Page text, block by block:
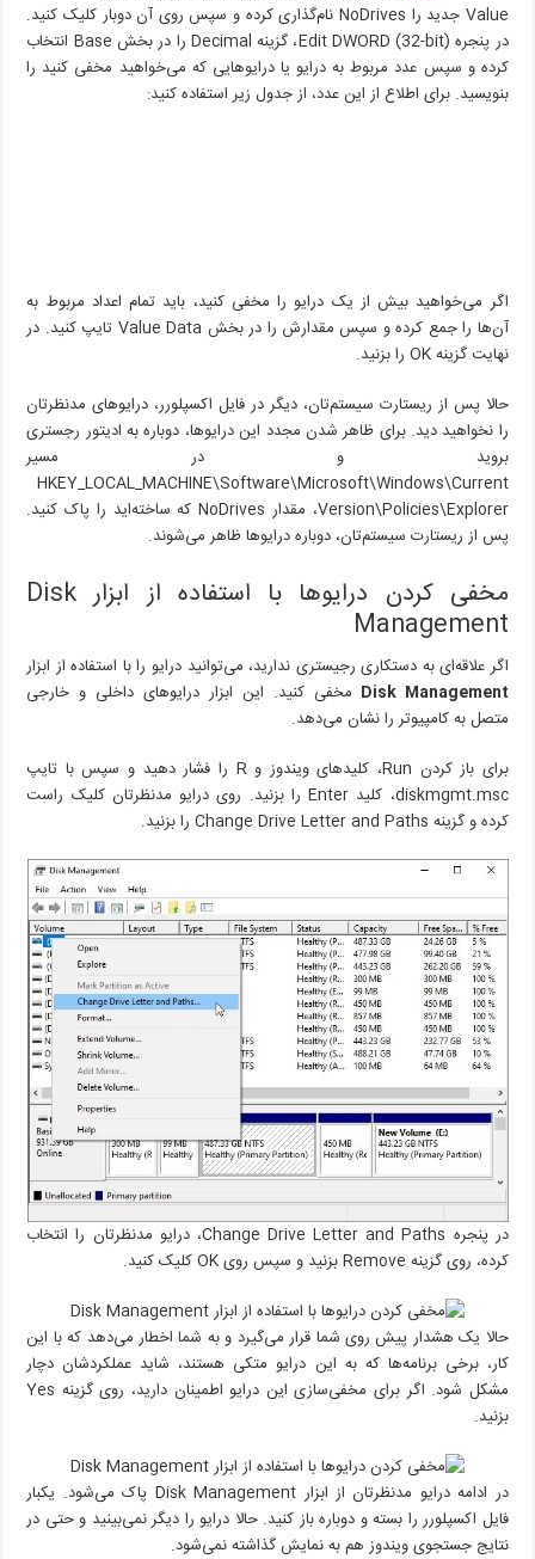
Value جدید را NoDrives نام‌گذاری کرده و سپس روی آن دوبار کلیک کنید.
در پنجره (Edit DWORD (32-bit، گزینه Decimal را در بخش Base انتخاب
کرده و سپس عدد مربوط به درایو یا درایوهایی که می‌خواهید مخفی کنید را
بنویسید. برای اطلاع از این عدد، از جدول زیر استفاده کنید:
اگر می‌خواهید بیش از یک درایو را مخفی کنید، باید تمام اعداد مربوط به
آن‌ها را جمع کرده و سپس مقدارش را در بخش Value Data تایپ کنید. در
نهایت گزینه OK را بزنید.
حالا پس از ریستارت سیستم‌تان، دیگر در فایل اکسپلورر، درایوهای مدنظرتان
را نخواهید دید. برای ظاهر شدن مجدد این درایوها، دوباره به ادیتور رجستری
بروید و در مسیر
HKEY_LOCAL_MACHINE\Software\Microsoft\Windows\Current
Version\Policies\Explorer، مقدار NoDrives که ساخته‌اید را پاک کنید.
پس از ریستارت سیستم‌تان، دوباره درایوها ظاهر می‌شوند.
مخفی کردن درایوها با استفاده از ابزار Disk
Management
اگر علاقه‌ای به دستکاری رجیستری ندارید، می‌توانید درایو را با استفاده از ابزار
Disk Management مخفی کنید. این ابزار درایوهای داخلی و خارجی
متصل به کامپیوتر را نشان می‌دهد.
برای باز کردن Run، کلیدهای ویندوز و R را فشار دهید و سپس با تایپ
diskmgmt.msc، کلید Enter را بزنید. روی درایو مدنظرتان کلیک راست
کرده و گزینه Change Drive Letter and Paths را بزنید.
در پنجره Change Drive Letter and Paths، درایو مدنظرتان را انتخاب
کرده، روی گزینه Remove بزنید و سپس روی OK کلیک کنید.
حالا یک هشدار پیش‌ روی شما قرار می‌گیرد و به شما اخطار می‌دهد که با این
کار، برخی برنامه‌ها که به این درایو متکی هستند، شاید عملکردشان دچار
مشکل شود. اگر برای مخفی‌سازی این درایو اطمینان دارید، روی گزینه Yes
بزنید.
در ادامه درایو مدنظرتان از ابزار Disk Management پاک می‌شود. یکبار
فایل اکسپلورر را بسته و دوباره باز کنید. حالا درایو را دیگر نمی‌بینید و حتی در
نتایج جستجوی ویندوز هم به نمایش گذاشته نمی‌شود.